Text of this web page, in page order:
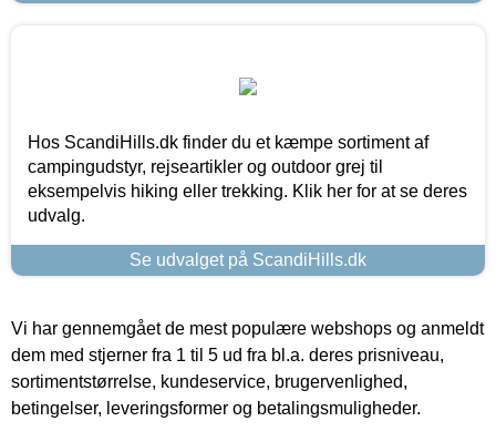
Hos ScandiHills.dk finder du et kæmpe sortiment af
campingudstyr, rejseartikler og outdoor grej til
eksempelvis hiking eller trekking. Klik her for at se deres
udvalg.
Se udvalget på ScandiHills.dk
Vi har gennemgået de mest populære webshops og anmeldt
dem med stjerner fra 1 til 5 ud fra bl.a. deres prisniveau,
sortimentstørrelse, kundeservice, brugervenlighed,
betingelser, leveringsformer og betalingsmuligheder.